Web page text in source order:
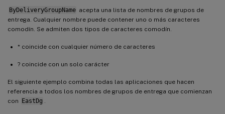
ByDeliveryGroupName acepta una lista de nombres de grupos de
entrega. Cualquier nombre puede contener uno o más caracteres
comodín. Se admiten dos tipos de caracteres comodín.
* coincide con cualquier número de caracteres
? coincide con un solo carácter
El siguiente ejemplo combina todas las aplicaciones que hacen
referencia a todos los nombres de grupos de entrega que comienzan
con EastDg